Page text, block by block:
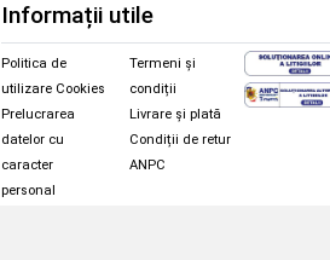
Informații utile
Politica de
utilizare Cookies
Prelucrarea
datelor cu
caracter
personal
Termeni și
condiții
Livrare și plată
Condiții de retur
ANPC